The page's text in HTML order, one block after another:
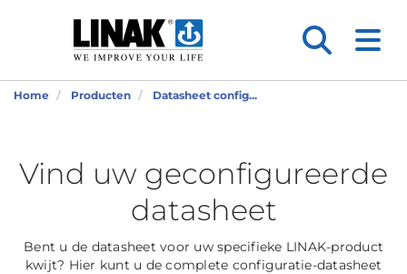
Home Producten Datasheet config...
Vind uw geconfigureerde
datasheet
Bent u de datasheet voor uw specifieke LINAK-product
kwijt? Hier kunt u de complete configuratie-datasheet